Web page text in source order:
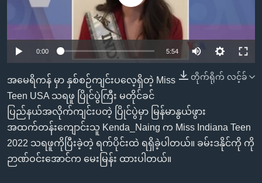
ကျော်
ကြည့်
ရန်
ရှာဖွေ
ရန်
နေရာ
သို့
သုတပဒေသာ အင်္ဂလိပ်စာ
ဗွီအိုအေ လူမှုကွန်ယက်များ
ဘာသာစကားများ
0:00 5:54
တိုက်ရိုက် လင့်ခ်
အမေရိကန် မှာ နှစ်စဉ်ကျင်းပလေ့ရှိတဲ့ Miss
Teen USA သရဖူ ပြိုင်ပွဲကြီး မတိုင်ခင်
ပြည်နယ်အလိုက်ကျင်းပတဲ့ ပြိုင်ပွဲမှာ မြန်မာနွယ်ဖွား
အထက်တန်းကျောင်းသူ Kenda_Naing က Miss Indiana Teen
2022 သရဖူကိုပြီးခဲ့တဲ့ ရက်ပိုင်းထဲ ရရှိခဲ့ပါတယ်။ ခမ်းဒနိုင်ကို ကို
ဉာဏ်ဝင်းအောင်က မေးမြန်း ထားပါတယ်။